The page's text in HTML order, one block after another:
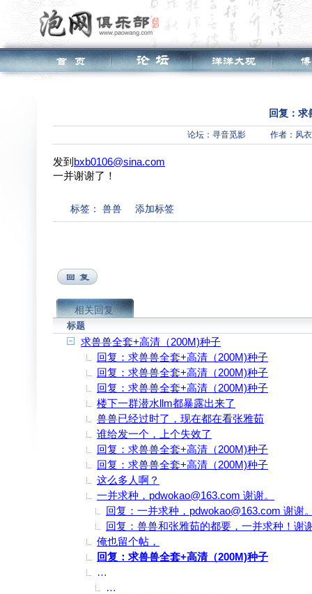
回复：求
论坛： 寻音觅影 作者：风
发到 bxb0106@sina.com
一并谢谢了！
标签： 兽兽 添加标签
相关回复
标题
求兽兽全套+高清（200M)种子
回复：求兽兽全套+高清（200M)种子
回复：求兽兽全套+高清（200M)种子
回复：求兽兽全套+高清（200M)种子
楼下一群潜水llm都暴露出来了
兽兽已经过时了，现在都在看张雅茹
谁给发一个，上个失效了
回复：求兽兽全套+高清（200M)种子
回复：求兽兽全套+高清（200M)种子
这么多人啊？
一并求种，pdwokao@163.com 谢谢。
回复：一并求种，pdwokao@163.com 谢谢
回复：兽兽和张雅茹的都要，一并求种！谢
俺也留个帖，
回复：求兽兽全套+高清（200M)种子
http://www.rayfile.com/zh-cn/files/b85bcdca-
回复：http://www.rayfile.com/zh-cn/files/